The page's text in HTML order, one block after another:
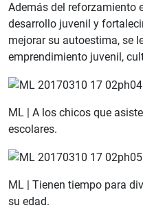
Además del reforzamiento
desarrollo juvenil y
mejorar su autoestima, se
emprendimiento juvenil,
ML | A los chicos que
escolares.
ML | Tienen tiempo para
su edad.